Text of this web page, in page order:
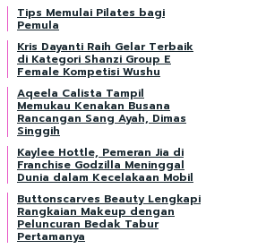
Tips Memulai Pilates bagi
Pemula
Kris Dayanti Raih Gelar Terbaik
di Kategori Shanzi Group E
Female Kompetisi Wushu
Aqeela Calista Tampil
Memukau Kenakan Busana
Rancangan Sang Ayah, Dimas
Singgih
Kaylee Hottle, Pemeran Jia di
Franchise Godzilla Meninggal
Dunia dalam Kecelakaan Mobil
Buttonscarves Beauty Lengkapi
Rangkaian Makeup dengan
Peluncuran Bedak Tabur
Pertamanya